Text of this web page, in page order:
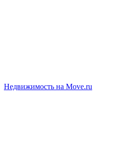
Недвижимость на Move.ru